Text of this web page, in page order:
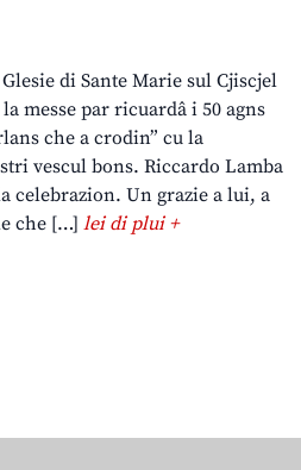
di Sante Marie sul Cjiscjel
messe par ricuardâ i 50 agns
che a crodin” cu la
vescul bons. Riccardo Lamba
celebrazion. Un grazie a lui, a
che […] lei di plui +